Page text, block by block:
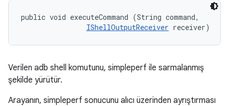
public void executeCommand (String command,
IShellOutputReceiver receiver)
Verilen adb shell komutunu, simpleperf ile sarmalanmış
şekilde yürütür.
Arayanın, simpleperf sonucunu alıcı üzerinden ayrıştırması